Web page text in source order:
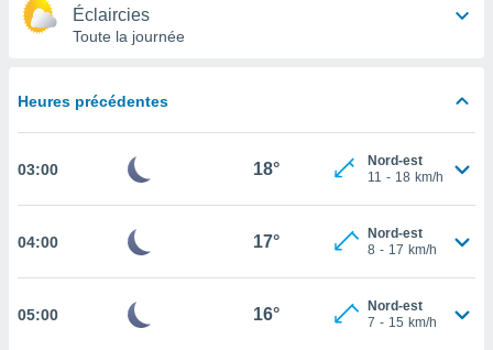
Vous
et
des
ET
Éclaircies
Toute la journée
Heures précédentes
03:00 18°
Nord-est
11 - 18 km/h
04:00 17°
Nord-est
8 - 17 km/h
05:00 16°
Nord-est
7 - 15 km/h